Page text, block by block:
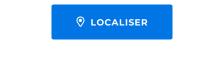
LOCALISER